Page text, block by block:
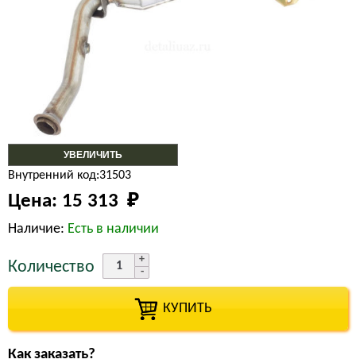
УВЕЛИЧИТЬ
Внутренний код:31503
Цена: 15 313 ₽
Наличие: Есть в наличии
Количество
КУПИТЬ
Как заказать?